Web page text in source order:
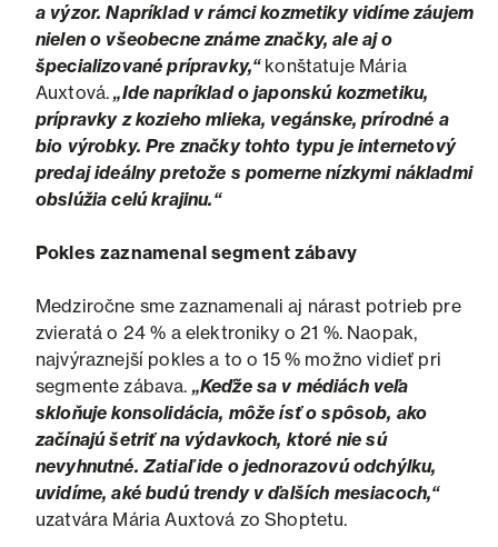
a výzor. Napríklad v rámci kozmetiky vidíme záujem
nielen o všeobecne známe značky, ale aj o
špecializované prípravky,“konštatuje Mária
Auxtová.„Ide napríklad o japonskú kozmetiku,
prípravky z kozieho mlieka, vegánske, prírodné a
bio výrobky. Pre značky tohto typu je internetový
predaj ideálny pretože s pomerne nízkymi nákladmi
obslúžia celú krajinu.“
Pokles zaznamenal segment zábavy
Medziročne sme zaznamenali aj nárast potrieb pre
zvieratá o 24 % a elektroniky o 21 %. Naopak,
najvýraznejší pokles a to o 15 % možno vidieť pri
segmente zábava. „Keďže sa v médiách veľa
skloňuje konsolidácia, môže ísť o spôsob, ako
začínajú šetriť na výdavkoch, ktoré nie sú
nevyhnutné. Zatiaľ ide o jednorazovú odchýlku,
uvidíme, aké budú trendy v ďalších mesiacoch,“
uzatvára Mária Auxtová zo Shoptetu.